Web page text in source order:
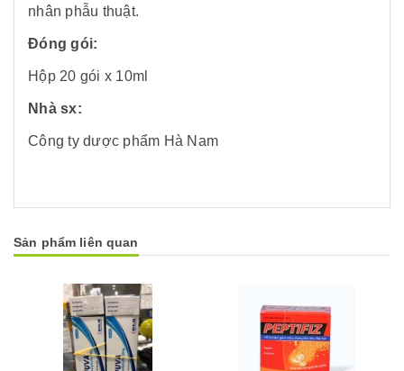
nhân phẫu thuật.
Đóng gói:
Hộp 20 gói x 10ml
Nhà sx:
Công ty dược phẩm Hà Nam
Sản phẩm liên quan